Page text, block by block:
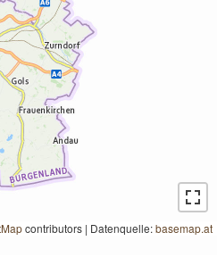
contributors | Datenquelle:basemap.at